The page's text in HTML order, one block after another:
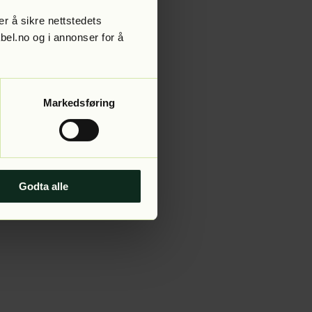
å sikre nettstedets
og i annonser for å
Markedsføring
Godta alle